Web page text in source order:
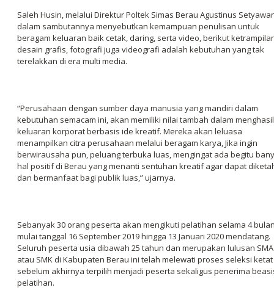
Saleh Husin, melalui Direktur Poltek Simas Berau Agustinus
dalam sambutannya menyebutkan kemampuan penulisan untuk
beragam keluaran baik cetak, daring, serta video, berikut
desain grafis, fotografi juga videografi adalah kebutuhan yang tak
terelakkan di era multi media.
“Perusahaan dengan sumber daya manusia yang mandiri dalam
kebutuhan semacam ini, akan memiliki nilai tambah dalam
keluaran korporat berbasis ide kreatif. Mereka akan leluasa
menampilkan citra perusahaan melalui beragam karya, Jika ingin
berwirausaha pun, peluang terbuka luas, mengingat ada begitu
hal positif di Berau yang menanti sentuhan kreatif agar dapat
dan bermanfaat bagi publik luas,” ujarnya.
Sebanyak 30 orang peserta akan mengikuti pelatihan selama 4
mulai tanggal 16 September 2019 hingga 13 Januari 2020 mendatang.
Seluruh peserta usia dibawah 25 tahun dan merupakan lulusan SMA
atau SMK di Kabupaten Berau ini telah melewati proses seleksi ketat
sebelum akhirnya terpilih menjadi peserta sekaligus penerima
pelatihan.